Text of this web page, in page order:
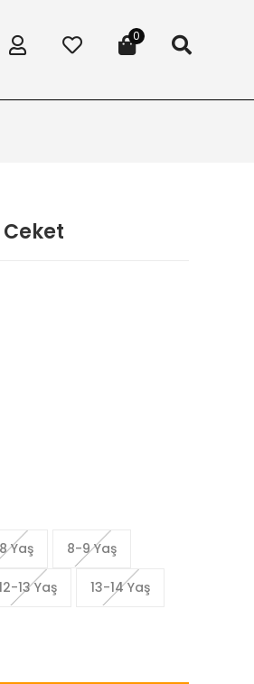
0
Yaş 8-9 Yaş
13 Yaş 13-14 Yaş